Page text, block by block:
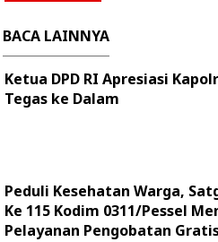
BACA LAINNYA
Ketua DPD RI Apresiasi
Tegas ke Dalam
Peduli Kesehatan Warga,
Ke 115 Kodim 0311/Pessel
Pelayanan Pengobatan